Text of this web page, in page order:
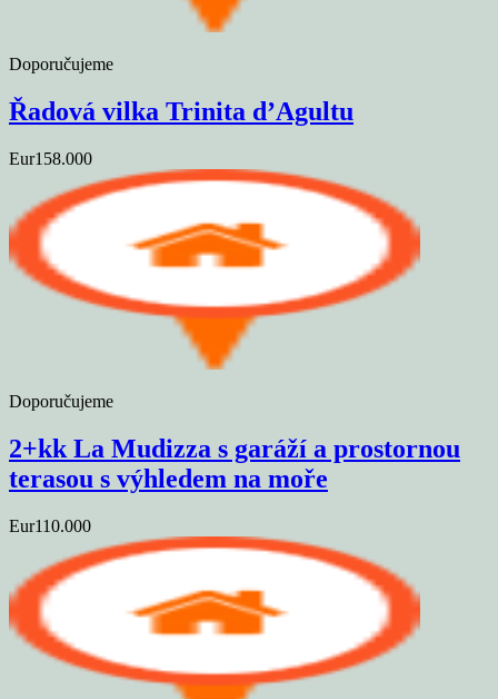
Doporučujeme
Řadová vilka Trinita d’Agultu
Eur158.000
Doporučujeme
2+kk La Mudizza s garáží a prostornou
terasou s výhledem na moře
Eur110.000